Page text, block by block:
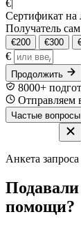
€
Сертификат на
Получатель
€200 €300
€
Продолжить
8000+
Отправляем
Частые вопросы
Анкета
Подавали
помощи?